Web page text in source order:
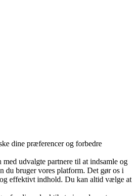
dine præferencer og forbedre
udvalgte partnere til at indsamle og
du bruger vores platform. Det gør os i
effektivt indhold. Du kan altid vælge at